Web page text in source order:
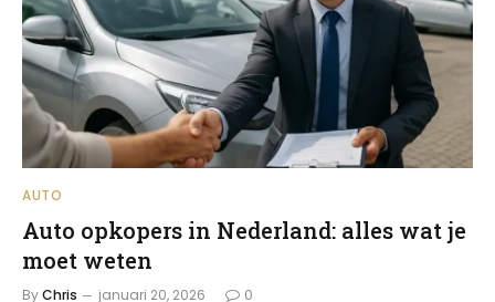
AUTO
Auto opkopers in Nederland: alles wat je
moet weten
ByChris januari 20, 2026 0